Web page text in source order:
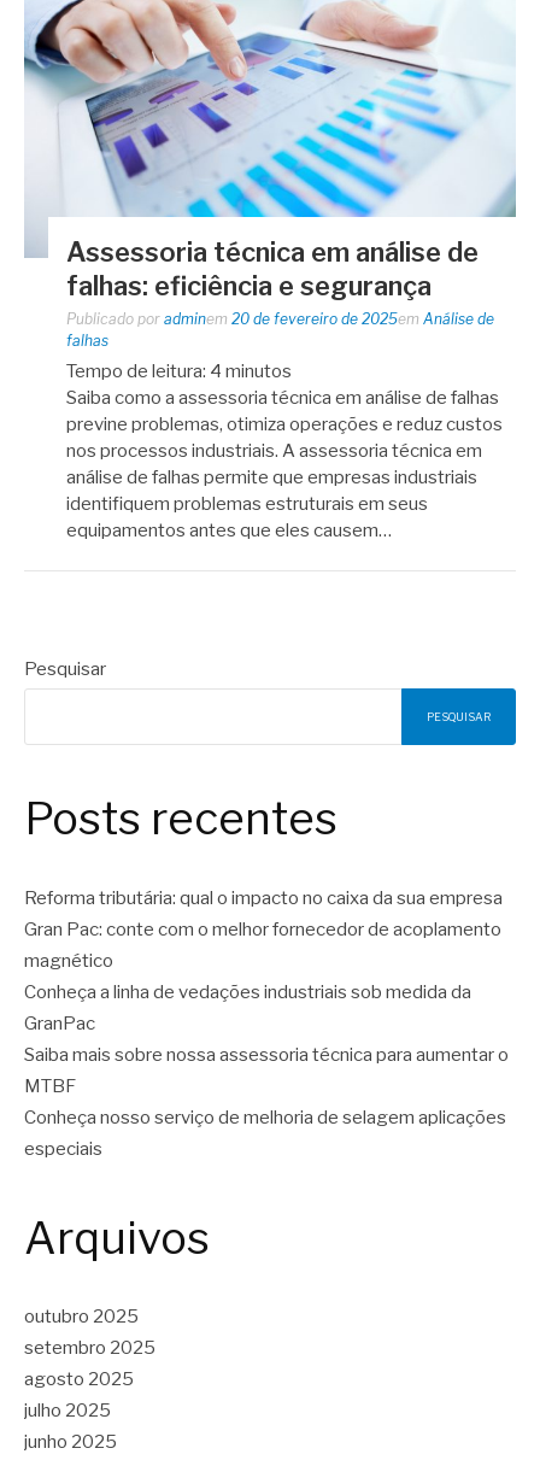
Assessoria técnica em análise de
falhas: eficiência e segurança
Publicado por adminem 20 de fevereiro de 2025em Análise de
falhas
Tempo de leitura: 4 minutos
Saiba como a assessoria técnica em análise de falhas
previne problemas, otimiza operações e reduz custos
nos processos industriais. A assessoria técnica em
análise de falhas permite que empresas industriais
identifiquem problemas estruturais em seus
equipamentos antes que eles causem…
Pesquisar
PESQUISAR
Posts recentes
Reforma tributária: qual o impacto no caixa da sua empresa
Gran Pac: conte com o melhor fornecedor de acoplamento
magnético
Conheça a linha de vedações industriais sob medida da
GranPac
Saiba mais sobre nossa assessoria técnica para aumentar o
MTBF
Conheça nosso serviço de melhoria de selagem aplicações
especiais
Arquivos
outubro 2025
setembro 2025
agosto 2025
julho 2025
junho 2025